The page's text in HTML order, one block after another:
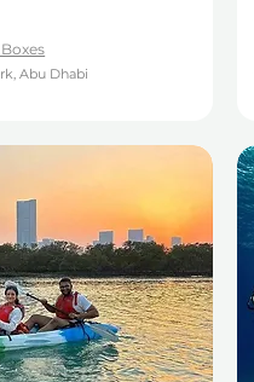
Abu Dhabi